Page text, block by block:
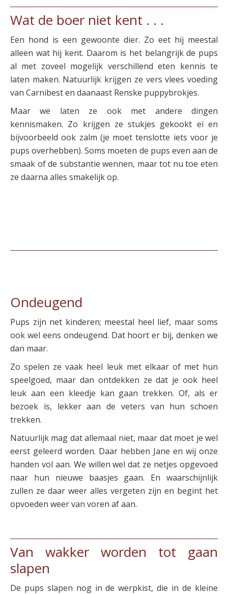
Wat de boer niet kent . . .
Een hond is een gewoonte dier. Zo eet hij meestal
alleen wat hij kent. Daarom is het belangrijk de pups
al met zoveel mogelijk verschillend eten kennis te
laten maken. Natuurlijk krijgen ze vers vlees voeding
van Carnibest en daanaast Renske puppybrokjes.
Maar we laten ze ook met andere dingen
kennismaken. Zo krijgen ze stukjes gekookt ei en
bijvoorbeeld ook zalm (je moet tenslotte iets voor je
pups overhebben). Soms moeten de pups even aan de
smaak of de substantie wennen, maar tot nu toe eten
ze daarna alles smakelijk op.
Ondeugend
Pups zijn net kinderen; meestal heel lief, maar soms
ook wel eens ondeugend. Dat hoort er bij, denken we
dan maar.
Zo spelen ze vaak heel leuk met elkaar of met hun
speelgoed, maar dan ontdekken ze dat je ook heel
leuk aan een kleedje kan gaan trekken. Of, als er
bezoek is, lekker aan de veters van hun schoen
trekken.
Natuurlijk mag dat allemaal niet, maar dat moet je wel
eerst geleerd worden. Daar hebben Jane en wij onze
handen vol aan. We willen wel dat ze netjes opgevoed
naar hun nieuwe baasjes gaan. En waarschijnlijk
zullen ze daar weer alles vergeten zijn en begint het
opvoeden weer van voren af aan.
Van wakker worden tot gaan
slapen
De pups slapen nog in de werpkist, die in de kleine